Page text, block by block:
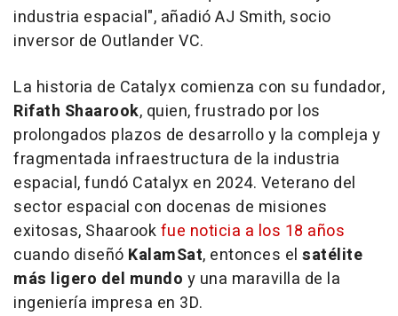
industria espacial", añadió AJ Smith, socio
inversor de Outlander VC.
La historia de Catalyx comienza con su fundador,
Rifath Shaarook, quien, frustrado por los
prolongados plazos de desarrollo y la compleja y
fragmentada infraestructura de la industria
espacial, fundó Catalyx en 2024. Veterano del
sector espacial con docenas de misiones
exitosas, Shaarookfue noticia a los 18 años
cuando diseñó KalamSat, entonces el satélite
más ligero del mundo y una maravilla de la
ingeniería impresa en 3D.